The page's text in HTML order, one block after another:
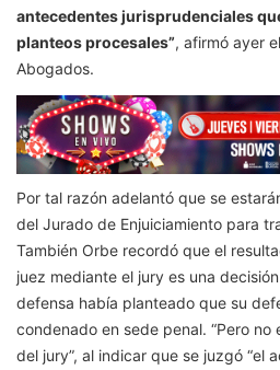
antecedentes jurisprudenciales
planteos procesales”, afirmó ayer
Abogados.
Por tal razón adelantó que se
del Jurado de Enjuiciamiento para
También Orbe recordó que el
juez mediante el jury es una
defensa había planteado que su
condenado en sede penal. “Pero no
del jury”, al indicar que se juzgó “el